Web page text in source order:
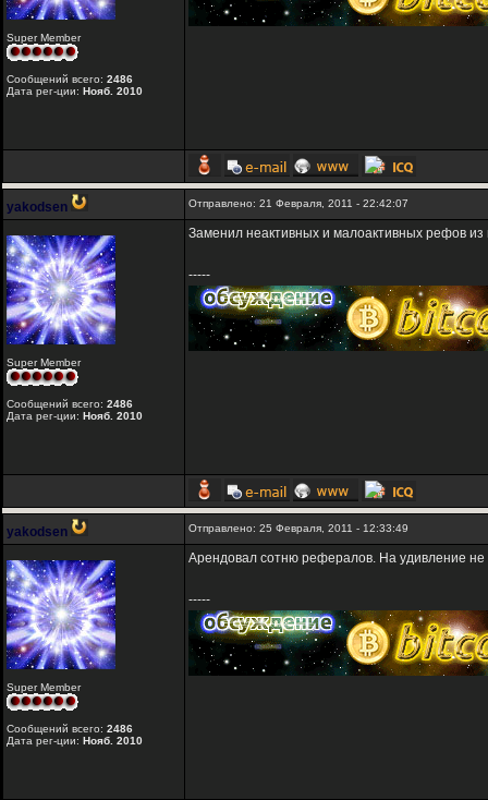
Super Member
Сообщений всего: 2486
Дата рег-ции: Нояб. 2010
yakodsen Отправлено: 21 Февраля, 2011 - 22:42:07
Super Member
Сообщений всего: 2486
Дата рег-ции: Нояб. 2010
Заменил неактивных и малоактивных рефов
-----
yakodsen Отправлено: 25 Февраля, 2011 - 12:33:49
Super Member
Сообщений всего: 2486
Дата рег-ции: Нояб. 2010
Арендовал сотню рефералов. На удивление
-----